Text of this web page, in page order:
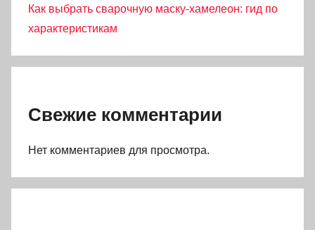
Как выбрать сварочную маску-хамелеон: гид по
характеристикам
Свежие комментарии
Нет комментариев для просмотра.